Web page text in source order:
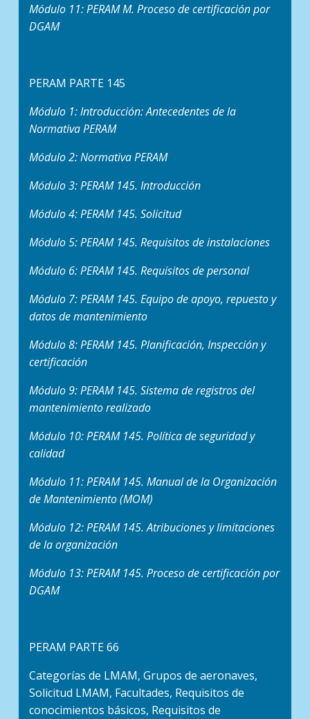
Módulo 11: PERAM M. Proceso de certificación por
DGAM
PERAM PARTE 145
Módulo 1: Introducción: Antecedentes de la
Normativa PERAM
Módulo 2: Normativa PERAM
Módulo 3: PERAM 145. Introducción
Módulo 4: PERAM 145. Solicitud
Módulo 5: PERAM 145. Requisitos de instalaciones
Módulo 6: PERAM 145. Requisitos de personal
Módulo 7: PERAM 145. Equipo de apoyo, repuesto y
datos de mantenimiento
Módulo 8: PERAM 145. Planificación, Inspección y
certificación
Módulo 9: PERAM 145. Sistema de registros del
mantenimiento realizado
Módulo 10: PERAM 145. Política de seguridad y
calidad
Módulo 11: PERAM 145. Manual de la Organización
de Mantenimiento (MOM)
Módulo 12: PERAM 145. Atribuciones y limitaciones
de la organización
Módulo 13: PERAM 145. Proceso de certificación por
DGAM
PERAM PARTE 66
Categorías de LMAM, Grupos de aeronaves,
Solicitud LMAM, Facultades, Requisitos de
conocimientos básicos, Requisitos de